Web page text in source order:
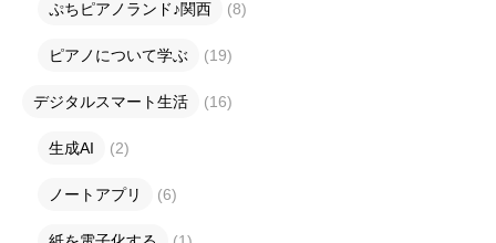
ぷちピアノランド♪関西 (8)
ピアノについて学ぶ (19)
デジタルスマート生活 (16)
生成AI (2)
ノートアプリ (6)